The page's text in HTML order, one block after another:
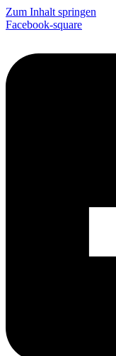
Zum Inhalt springen
Facebook-square